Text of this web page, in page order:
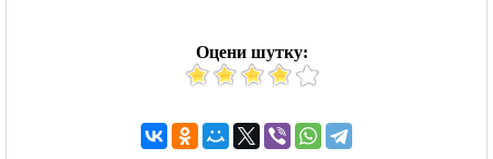
Оцени шутку: